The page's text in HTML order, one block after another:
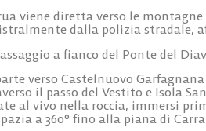
viene diretta verso le
dalla polizia stradale,
a fianco del Ponte del
verso Castelnuovo
il passo del Vestito e Isola
al vivo nella roccia, immersi
a 360° fino alla piana di